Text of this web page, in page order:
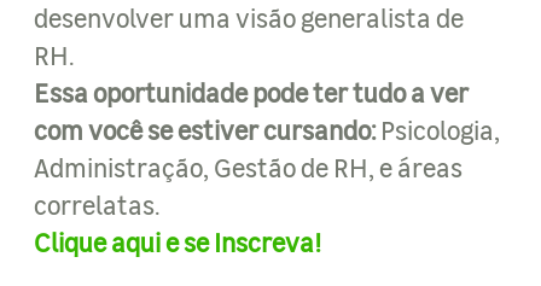
desenvolver uma visão generalista de
RH.
Essa oportunidade pode ter tudo a ver
com você se estiver cursando:Psicologia,
Administração, Gestão de RH, e áreas
correlatas.
Clique aqui e se Inscreva!